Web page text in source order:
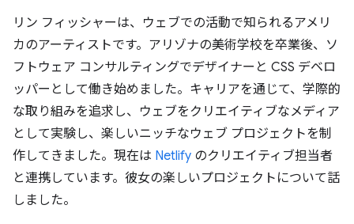
リン フィッシャーは、ウェブでの活動で知られるアメリ
カのアーティストです。アリゾナの美術学校を卒業後、ソ
フトウェア コンサルティングでデザイナーと CSS デベロ
ッパーとして働き始めました。キャリアを通じて、学際的
な取り組みを追求し、ウェブをクリエイティブなメディア
として実験し、楽しいニッチなウェブ プロジェクトを制
作してきました。現在は Netlify のクリエイティブ担当者
と連携しています。彼女の楽しいプロジェクトについて話
しました。